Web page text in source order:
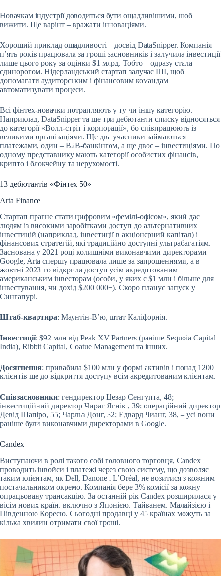
Новачкам індустрії доводиться бути ощадливішими, щоб
вижити. Ще варінт – вражати інноваціями.
Хороший приклад ощадливості – досвід DataSnipper. Компанія
пʼять років працювала за гроші засновників і залучила інвестиції
лише цього року за оцінки $1 млрд. Тобто – одразу стала
єдинорогом. Нідерландський стартап залучає ШІ, щоб
допомагати аудиторським і фінансовим командам
автоматизувати процеси.
Всі фінтех-новачки потрапляють у ту чи іншу категорію.
Наприклад, DataSnipper та ще три дебютанти списку відносяться
до категорії «Волл-стріт і корпорації», бо співпрацюють із
великими організаціями. Ще два учасники займаються
платежами, один – B2B-банкінгом, а ще двоє – інвестиціями. По
одному представнику мають категорії особистих фінансів,
крипто і блокчейну та нерухомості.
13 дебютантів «Фінтех 50»
Arta Finance
Стартап прагне стати цифровим «фемілі-офісом», який дає
людям із високими заробітками доступ до альтернативних
інвестицій (наприклад, інвестиції в акціонерний капітал) і
фінансових стратегій, які традиційно доступні ультрабагатіям.
Заснована у 2021 році колишніми виконавчими директорами
Google, Arta спершу працювала лише за запрошеннями, а в
жовтні 2023-го відкрила доступ усім акредитованим
американським інвесторам (особи, у яких є $1 млн і більше для
інвестування, чи дохід $200 000+). Скоро планує запуск у
Сингапурі.
Штаб-квартира: Маунтін-Вʼю, штат Каліфорнія.
Інвестиції: $92 млн від Peak XV Partners (раніше Sequoia Capital
India), Ribbit Capital, Coatue Management та інших.
Досягнення: привабила $100 млн у формі активів і понад 1200
клієнтів ще до відкриття доступу всім акредитованим клієнтам.
Співзасновники: гендиректор Цезар Сенгупта, 48;
інвестиційний директор Чираг Ягнік , 39; операційний директор
Девід Шапіро, 55; Чарльз Донг, 32; Едвард Чианг, 38, – усі вони
раніше були виконавчими директорами в Google.
Candex
Виступаючи в ролі такого собі головного торговця, Candex
проводить інвойси і платежі через свою систему, що дозволяє
таким клієнтам, як Dell, Danone і L’Oréal, не возитися з кожним
постачальником окремо. Компанія бере 3% комісії за кожну
опрацьовану трансакцію. За останній рік Candex розширилася у
вісім нових країн, включно з Японією, Тайванем, Малайзією і
Південною Кореєю. Сьогодні продавці у 45 країнах можуть за
кілька хвилин отримати свої гроші.